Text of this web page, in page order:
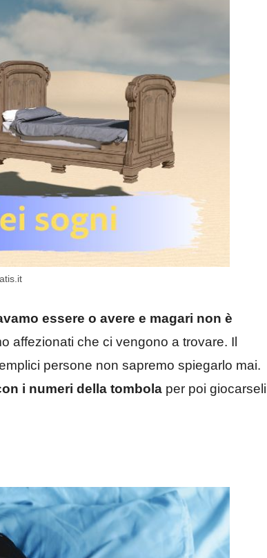
essere o avere e magari non è
affezionati che ci vengono a trovare. Il
persone non sapremo spiegarlo mai.
i numeri della tombola per poi giocarseli